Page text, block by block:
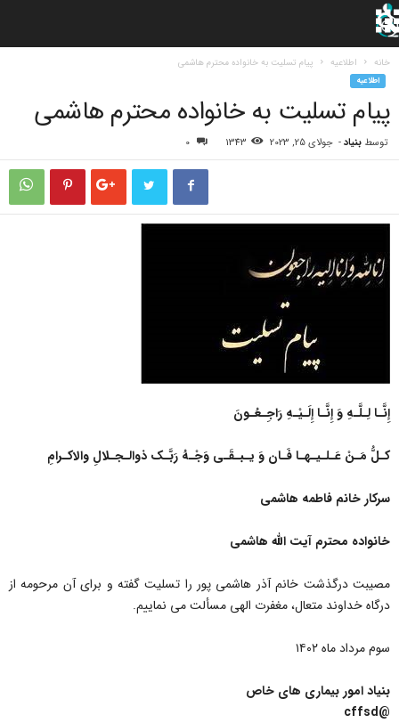
خانه اطلاعیه پیام تسلیت به خانواده محترم هاشمی
اطلاعیه
پیام تسلیت به خانواده محترم هاشمی
توسط بنیاد- جولای 25, 2023 1343
0
إِنَّـا لِـلَّـهِ وَ إِنَّـا إِلَـیْـهِ رَاجِـعُـونَ
کـلُّ مَـنْ عَـلـیـهـا فَـان وَ یـبـقَـی وَجْـهُ رَبَّـک ذوالـجـلالِ والاکـرامِ
سرکار خانم فاطمه هاشمی
خانواده محترم آیت الله هاشمی
مصیبت درگذشت خانم آذر هاشمی پور را تسلیت گفته و برای آن مرحومه از
درگاه خداوند متعال، مغفرت الهی مسألت می نماییم.
سوم مرداد ماه ۱۴۰۲
بنیاد امور بیماری های خاص
@cffsd